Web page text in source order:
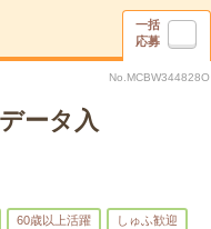
一括
応募
No.MCBW344828O
ータ入
60歳以上活躍 しゅふ歓迎